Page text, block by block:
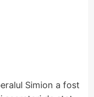
Simion a fost